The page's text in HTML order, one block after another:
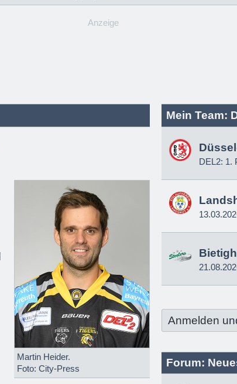
Anzeige
Martin Heider.
Foto: City-Press
Mein Team:
DEL2: 1.
Anmelden
Forum: